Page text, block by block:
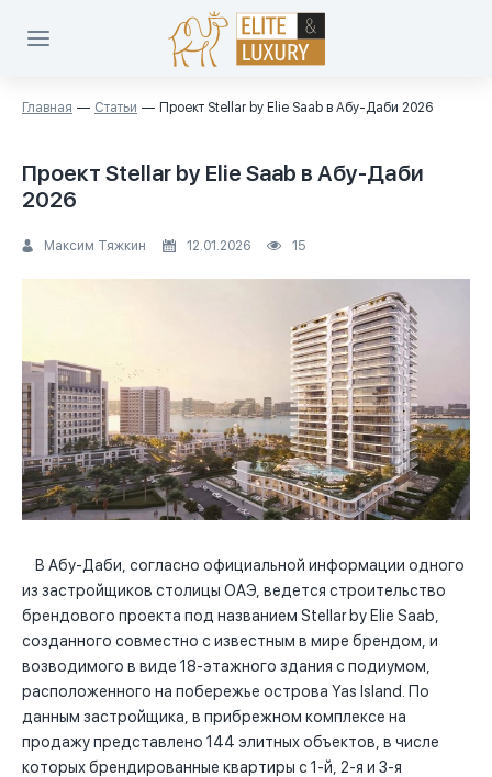
Главная Статьи Проект Stellar by Elie Saab в Абу-Даби 2026
Проект Stellar by Elie Saab в Абу-Даби
2026
Максим Тяжкин 12.01.2026 15
В Абу-Даби, согласно официальной информации одного
из застройщиков столицы ОАЭ, ведется строительство
брендового проекта под названием Stellar by Elie Saab,
созданного совместно с известным в мире брендом, и
возводимого в виде 18-этажного здания с подиумом,
расположенного на побережье острова Yas Island. По
данным застройщика, в прибрежном комплексе на
продажу представлено 144 элитных объектов, в числе
которых брендированные квартиры с 1-й, 2-я и 3-я